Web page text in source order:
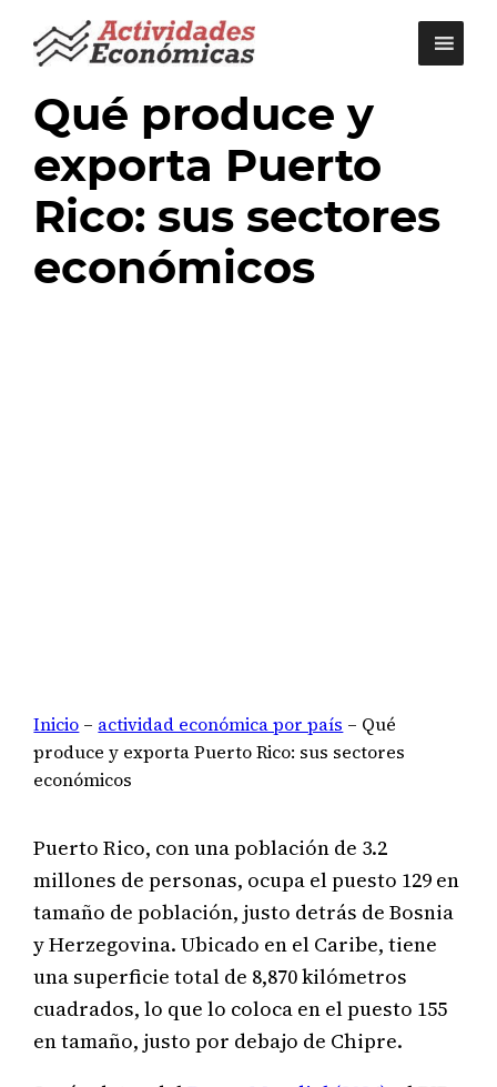
Saltar
Qué produce y
exporta Puerto
Rico: sus sectores
económicos
Inicio – actividad económica por país – Qué
produce y exporta Puerto Rico: sus sectores
económicos
Puerto Rico, con una población de 3.2
millones de personas, ocupa el puesto 129 en
tamaño de población, justo detrás de Bosnia
y Herzegovina. Ubicado en el Caribe, tiene
una superficie total de 8,870 kilómetros
cuadrados, lo que lo coloca en el puesto 155
en tamaño, justo por debajo de Chipre.